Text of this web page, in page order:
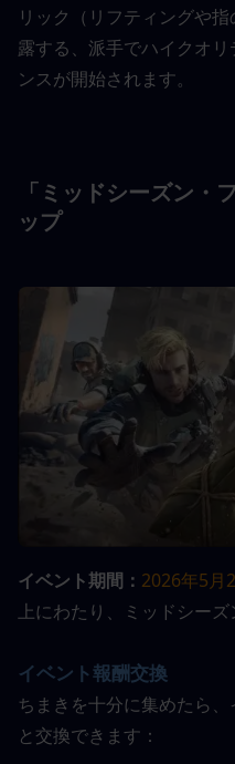
リック（リフティングや
露する、派手でハイクオ
ンスが開始されます。
「ミッドシーズン・
ップ
イベント期間： 2026年5月
上にわたり、ミッドシー
イベント報酬交換
ちまきを十分に集めたら
と交換できます：